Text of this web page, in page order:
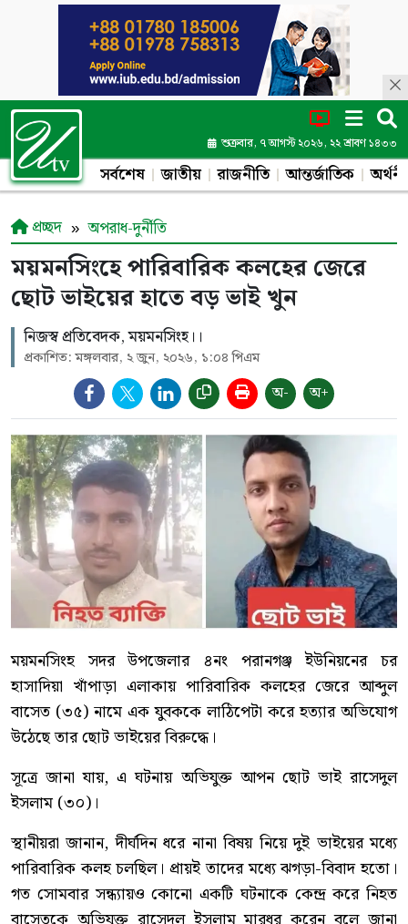
শুক্রবার, ৭ আগস্ট ২০২৬, ২২ শ্রাবণ ১৪৩৩
সর্বশেষ জাতীয় রাজনীতি আন্তর্জাতিক
প্রচ্ছদ অপরাধ-দুর্নীতি
ময়মনসিংহে পারিবারিক কলহের জেরে
ছোট ভাইয়ের হাতে বড় ভাই খুন
নিজস্ব প্রতিবেদক, ময়মনসিংহ।।
প্রকাশিত: মঙ্গলবার, ২ জুন, ২০২৬, ১:০৪ পিএম
অ- অ+
ময়মনসিংহ সদর উপজেলার ৪নং পরানগঞ্জ ইউনিয়নের চর
হাসাদিয়া খাঁপাড়া এলাকায় পারিবারিক কলহের জেরে আব্দুল
বাসেত (৩৫) নামে এক যুবককে লাঠিপেটা করে হত্যার অভিযোগ
উঠেছে তার ছোট ভাইয়ের বিরুদ্ধে।
সূত্রে জানা যায়, এ ঘটনায় অভিযুক্ত আপন ছোট ভাই রাসেদুল
ইসলাম (৩০)।
স্থানীয়রা জানান, দীর্ঘদিন ধরে নানা বিষয় নিয়ে দুই ভাইয়ের মধ্যে
পারিবারিক কলহ চলছিল। প্রায়ই তাদের মধ্যে ঝগড়া-বিবাদ হতো।
গত সোমবার সন্ধ্যায়ও কোনো একটি ঘটনাকে কেন্দ্র করে নিহত